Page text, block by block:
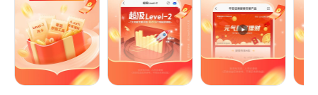
市畅通无阻。
快速行情：7*24小时资讯服务行情速度稳居行业前
茅，品种覆盖全面，下单先人一步。
多维分析：选股更从容，高手跟踪，策略分析，智能定